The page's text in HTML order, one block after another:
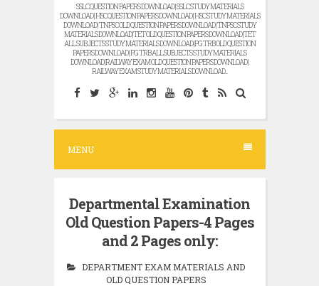
SSLC QUESTION PAPERS DOWNLOAD | SSLC STUDY MATERIALS
DOWNLOAD | HSC QUESTION PAPERS DOWNLOAD | HSC STUDY MATERIALS
DOWNLOAD | TNPSC OLD QUESTION PAPERS DOWNLOAD | TNPSC STUDY
MATERIALS DOWNLOAD |TET OLD QUESTION PAPERS DOWNLOAD |TET
ALL SUBJECTS STUDY MATERIALS DOWNLOAD |PG TRB OLD QUESTION
PAPERS DOWNLOAD | PG TRB ALL SUBJECTS STUDY MATERIALS
DOWNLOAD |RAILWAY EXAM OLD QUESTION PAPERS DOWNLOAD |
RAILWAY EXAM STUDY MATERIALS DOWNLOAD...
MENU
Departmental Examination
Old Question Papers-4 Pages
and 2 Pages only:
DEPARTMENT EXAM MATERIALS AND
OLD QUESTION PAPERS